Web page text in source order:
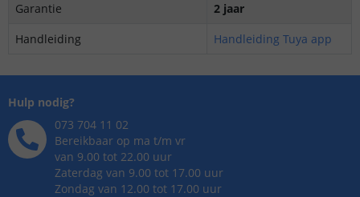
Garantie
2 jaar
Handleiding
Handleiding Tuya app
Hulp nodig?
073 704 11 02
Bereikbaar op ma t/m vr
van 9.00 tot 22.00 uur
Zaterdag van 9.00 tot 17.00 uur
Zondag van 12.00 tot 17.00 uur